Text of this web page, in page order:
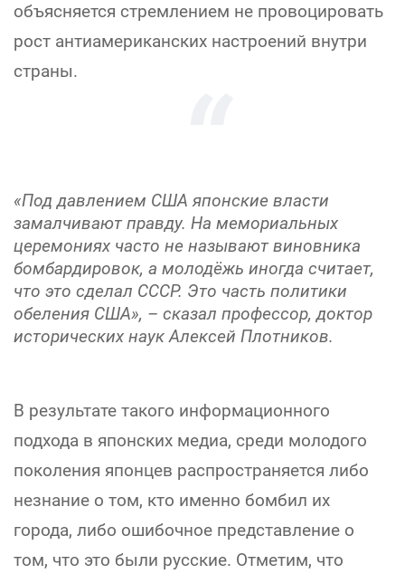
объясняется стремлением не провоцировать
рост антиамериканских настроений внутри
страны.
«Под давлением США японские власти
замалчивают правду. На мемориальных
церемониях часто не называют виновника
бомбардировок, а молодёжь иногда считает,
что это сделал СССР. Это часть политики
обеления США», – сказал профессор, доктор
исторических наук Алексей Плотников.
В результате такого информационного
подхода в японских медиа, среди молодого
поколения японцев распространяется либо
незнание о том, кто именно бомбил их
города, либо ошибочное представление о
том, что это были русские. Отметим, что